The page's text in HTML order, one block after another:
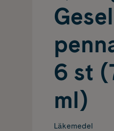
6 st
ml)
Läkemedel